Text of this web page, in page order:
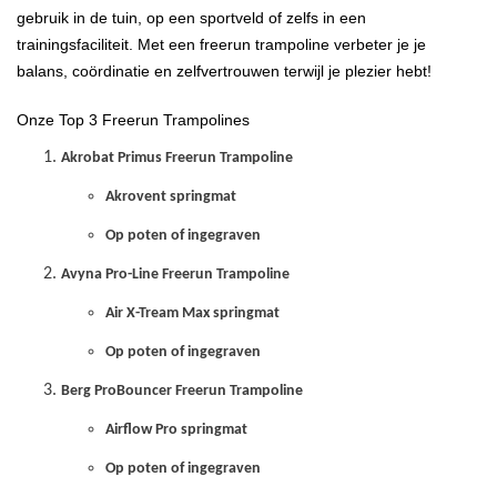
gebruik in de tuin, op een sportveld of zelfs in een
trainingsfaciliteit. Met een freerun trampoline verbeter je je
balans, coördinatie en zelfvertrouwen terwijl je plezier hebt!
Onze Top 3 Freerun Trampolines
Akrobat Primus Freerun Trampoline
Akrovent springmat
Op poten of ingegraven
Avyna Pro-Line Freerun Trampoline
Air X-Tream Max springmat
Op poten of ingegraven
Berg ProBouncer Freerun Trampoline
Airflow Pro springmat
Op poten of ingegraven